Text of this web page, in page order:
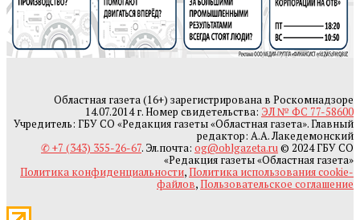
Областная газета (16+) зарегистрирована в Роскомнадзоре
14.07.2014 г. Номер свидетельства: ЭЛ № ФС 77-58600
Учредитель: ГБУ СО «Редакция газеты «Областная газета». Главный
редактор: А.А. Лакедемонский
✆ +7 (343) 355-26-67. Эл.почта: og@oblgazeta.ru© 2024 ГБУ СО
«Редакция газеты «Областная газета»
Политика конфиденциальности,Политика использования cookie-
файлов,Пользовательское соглашение